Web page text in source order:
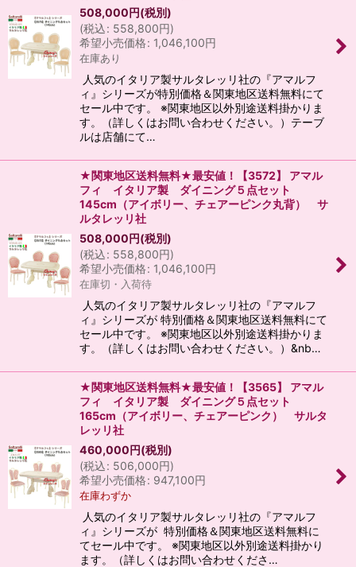
508,000円(税別)
(税込: 558,800円)
希望小売価格: 1,046,100円
在庫あり
人気のイタリア製サルタレッリ社の『アマルフ
ィ』シリーズが特別価格＆関東地区送料無料にて
セール中です。 ※関東地区以外別途送料掛かりま
す。（詳しくはお問い合わせください。）テーブ
ルは店舗にて…
★関東地区送料無料★最安値！【3572】 アマル
フィ イタリア製 ダイニング５点セット
145cm（アイボリー、チェアーピンク丸背） サ
ルタレッリ社
508,000円(税別)
(税込: 558,800円)
希望小売価格: 1,046,100円
在庫切・入荷待
人気のイタリア製サルタレッリ社の『アマルフ
ィ』シリーズが 特別価格＆関東地区送料無料にて
セール中です。 ※関東地区以外別途送料掛かりま
す。（詳しくはお問い合わせください。）&nb…
★関東地区送料無料★最安値！【3565】 アマル
フィ イタリア製 ダイニング５点セット
165cm（アイボリー、チェアーピンク） サルタ
レッリ社
460,000円(税別)
(税込: 506,000円)
希望小売価格: 947,100円
在庫わずか
人気のイタリア製サルタレッリ社の『アマルフ
ィ』シリーズが 特別価格＆関東地区送料無料に
てセール中です。 ※関東地区以外別途送料掛かり
ます。（詳しくはお問い合わせくださ…